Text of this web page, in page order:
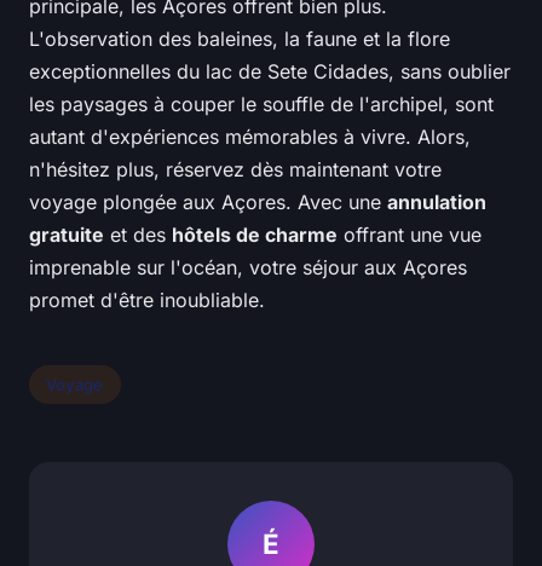
principale, les Açores offrent bien plus.
L'observation des baleines, la faune et la flore
exceptionnelles du lac de Sete Cidades, sans oublier
les paysages à couper le souffle de l'archipel, sont
autant d'expériences mémorables à vivre. Alors,
n'hésitez plus, réservez dès maintenant votre
voyage plongée aux Açores. Avec une annulation
gratuite et des hôtels de charme offrant une vue
imprenable sur l'océan, votre séjour aux Açores
promet d'être inoubliable.
Voyage
É